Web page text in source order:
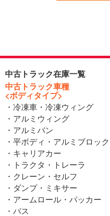
中古トラック在庫一覧
中古トラック車種
<ボディタイプ>
・冷凍車・冷凍ウィング
・アルミウィング
・アルミバン
・平ボディ・アルミブロック
・キャリアカー
・トラクタ・トレーラ
・クレーン・セルフ
・ダンプ・ミキサー
・アームロール・パッカー
・バス